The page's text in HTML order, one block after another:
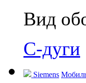
Вид
С-дуги
Siemens